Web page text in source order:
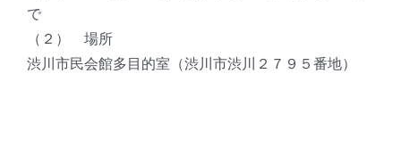
で
（２） 場所
渋川市民会館多目的室（渋川市渋川２７９５番地）